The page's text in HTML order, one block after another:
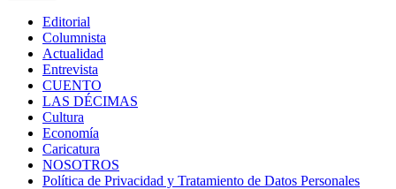
Editorial
Columnista
Actualidad
Entrevista
CUENTO
LAS DÉCIMAS
Cultura
Economía
Caricatura
NOSOTROS
Política de Privacidad y Tratamiento de Datos Personales